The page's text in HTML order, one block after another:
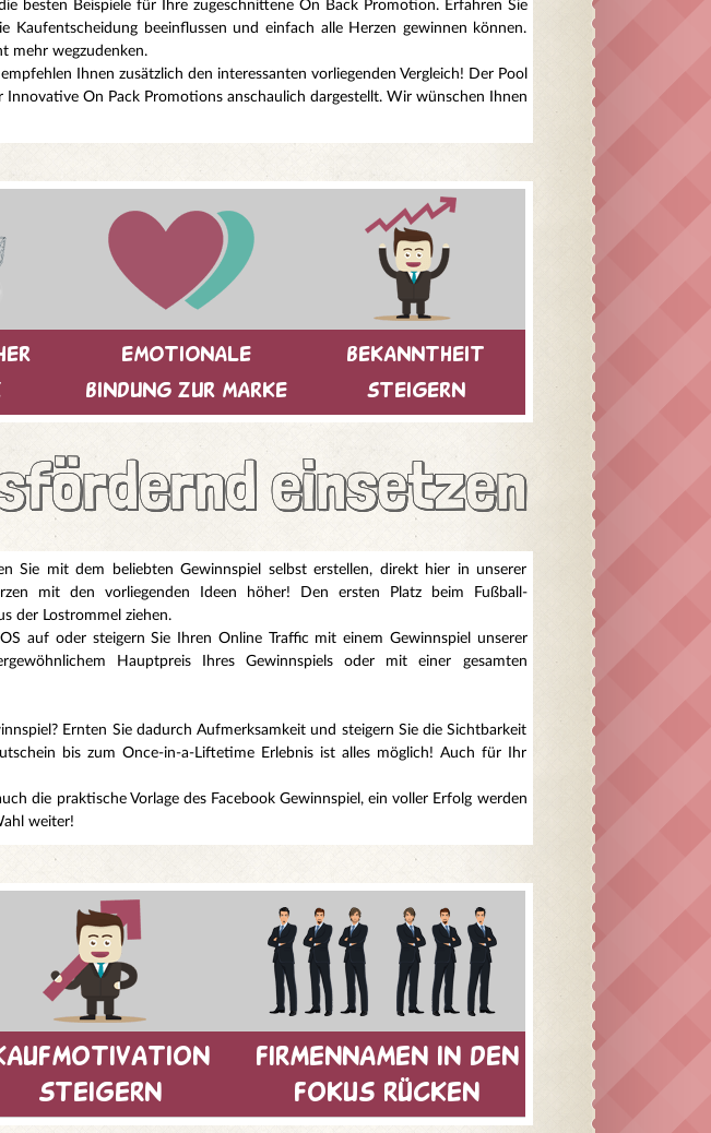
besten Beispiele für Ihre zugeschnittene On Back Promotion. Erfahren Sie
beeinflussen und einfach alle Herzen gewinnen können.
mehr wegzudenken.
Ihnen zusätzlich den interessanten vorliegenden Vergleich! Der Pool
On Pack Promotions anschaulich dargestellt. Wir wünschen Ihnen
emotionale
bindung zur marke
bekanntheit
steigern
einsetzen
Sie mit dem beliebten Gewinnspiel selbst erstellen, direkt hier in unserer
mit den vorliegenden Ideen höher! Den ersten Platz beim Fußball-
der Lostrommel ziehen.
auf oder steigern Sie Ihren Online Traffic mit einem Gewinnspiel unserer
Hauptpreis Ihres Gewinnspiels oder mit einer gesamten
Ernten Sie dadurch Aufmerksamkeit und steigern Sie die Sichtbarkeit
bis zum Once-in-a-Liftetime Erlebnis ist alles möglich! Auch für Ihr
die praktische Vorlage des Facebook Gewinnspiel, ein voller Erfolg werden
weiter!
steigern
firmennamen in den
fokus rücken